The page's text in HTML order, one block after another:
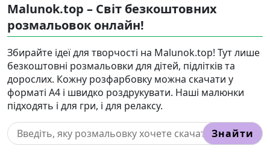
Malunok.top – Світ безкоштовних
розмальовок онлайн!
Збирайте ідеї для творчості на Malunok.top! Тут лише
безкоштовні розмальовки для дітей, підлітків та
дорослих. Кожну розфарбовку можна скачати у
форматі А4 і швидко роздрукувати. Наші малюнки
підходять і для гри, і для релаксу.
Знайти